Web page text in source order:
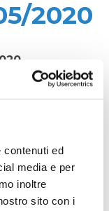
contenuti ed
media e per
inoltre
sito con i
2020
151